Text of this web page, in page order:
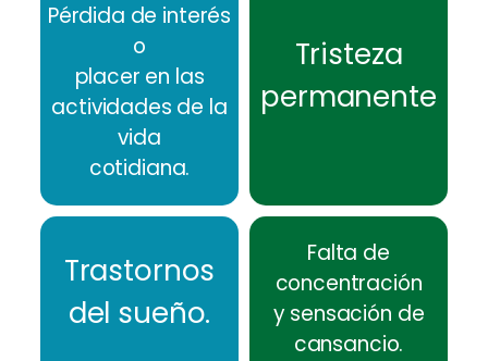
Pérdida de interés
o
placer en las
actividades de la
vida
cotidiana.
Tristeza
permanente
Trastornos
del sueño.
Falta de
concentración
y sensación de
cansancio.